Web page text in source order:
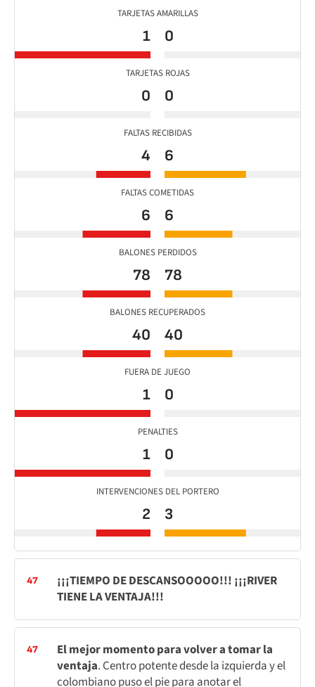
TARJETAS AMARILLAS
1 0
TARJETAS ROJAS
0 0
FALTAS RECIBIDAS
4 6
FALTAS COMETIDAS
6 6
BALONES PERDIDOS
78 78
BALONES RECUPERADOS
40 40
FUERA DE JUEGO
1 0
PENALTIES
1 0
INTERVENCIONES DEL PORTERO
2 3
47
¡¡¡TIEMPO DE DESCANSOOOOO!!! ¡¡¡RIVER
TIENE LA VENTAJA!!!
47
El mejor momento para volver a tomar la
ventaja. Centro potente desde la izquierda y el
colombiano puso el pie para anotar el